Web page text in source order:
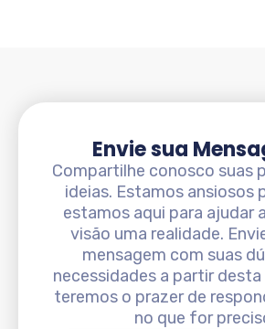
Envie sua
Compartilhe conosco suas
ideias. Estamos ansiosos
estamos aqui para ajudar
visão uma realidade.
mensagem com suas
necessidades a partir
teremos o prazer de
no que for